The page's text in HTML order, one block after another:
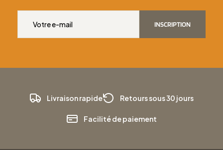
INSCRIPTION
Livraison rapide Retours sous 30 jours
Facilité de paiement